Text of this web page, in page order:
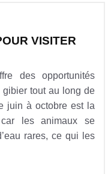
VISITER
des opportunités
gibier tout au long de
juin à octobre est la
les animaux se
rares, ce qui les